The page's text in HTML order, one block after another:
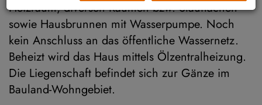
Heizraum, diversen Räumen bzw. Stauflächen
sowie Hausbrunnen mit Wasserpumpe. Noch
kein Anschluss an das öffentliche Wassernetz.
Beheizt wird das Haus mittels Ölzentralheizung.
Die Liegenschaft befindet sich zur Gänze im
Bauland-Wohngebiet.